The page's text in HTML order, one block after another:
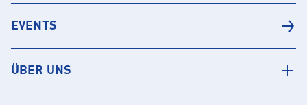
EVENTS
ÜBER UNS